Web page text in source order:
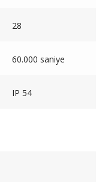
28
60.000 saniye
IP 54